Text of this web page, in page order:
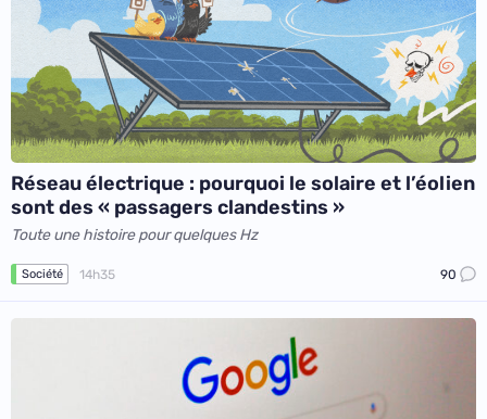
Réseau électrique : pourquoi le solaire et l’éolien
sont des « passagers clandestins »
Toute une histoire pour quelques Hz
Société 14h35 90